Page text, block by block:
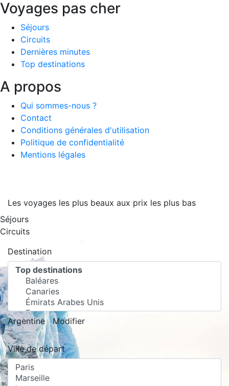
Voyages pas cher
Séjours
Circuits
Dernières minutes
Top destinations
A propos
Qui sommes-nous ?
Contact
Conditions générales d'utilisation
Politique de confidentialité
Mentions légales
Les voyages les plus beaux aux prix les plus bas
Séjours
Circuits
Destination
Argentine Modifier
Ville de départ